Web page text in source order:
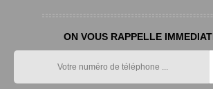
ON VOUS RAPPELLE